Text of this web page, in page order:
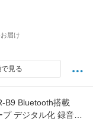
の後継機種
お届け
見る
B9 Bluetooth搭載
デジタル化 録音